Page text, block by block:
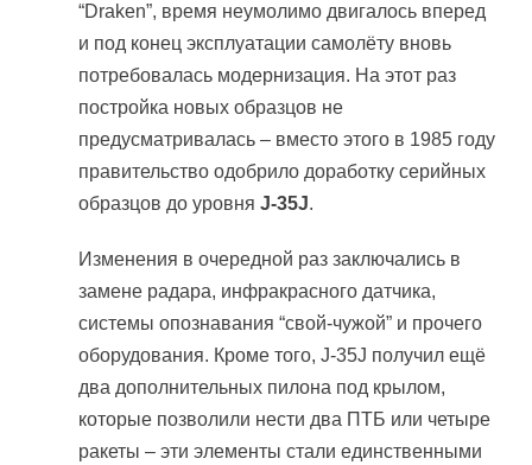
“Draken”, время неумолимо двигалось вперед
и под конец эксплуатации самолёту вновь
потребовалась модернизация. На этот раз
постройка новых образцов не
предусматривалась – вместо этого в 1985 году
правительство одобрило доработку серийных
образцов до уровня J-35J.
Изменения в очередной раз заключались в
замене радара, инфракрасного датчика,
системы опознавания “свой-чужой” и прочего
оборудования. Кроме того, J-35J получил ещё
два дополнительных пилона под крылом,
которые позволили нести два ПТБ или четыре
ракеты – эти элементы стали единственными